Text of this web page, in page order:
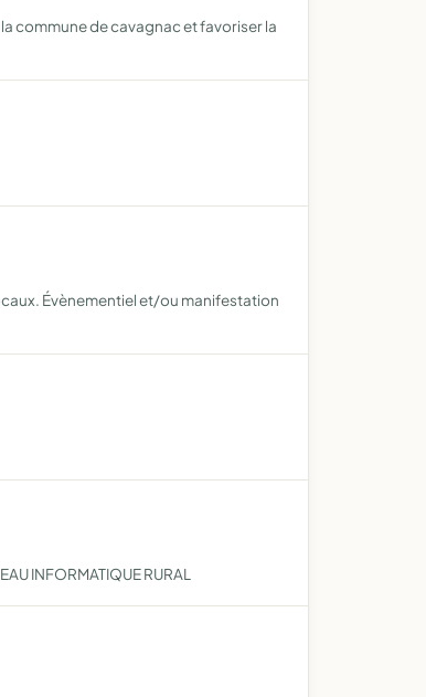
commune de cavagnac et favoriser la
Évènementiel et/ou manifestation
INFORMATIQUE RURAL